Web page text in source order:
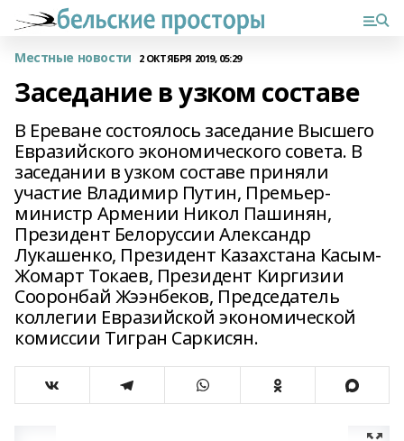
Местные новости 2 ОКТЯБРЯ 2019, 05:29
Заседание в узком составе
В Ереване состоялось заседание Высшего
Евразийского экономического совета. В
заседании в узком составе приняли
участие Владимир Путин, Премьер-
министр Армении Никол Пашинян,
Президент Белоруссии Александр
Лукашенко, Президент Казахстана Касым-
Жомарт Токаев, Президент Киргизии
Сооронбай Жээнбеков, Председатель
коллегии Евразийской экономической
комиссии Тигран Саркисян.